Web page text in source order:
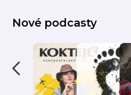
Nové podcasty